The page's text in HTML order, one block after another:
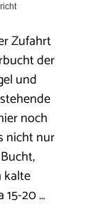
Zufahrt
der
und
noch
nicht nur
kalte
15-20 …